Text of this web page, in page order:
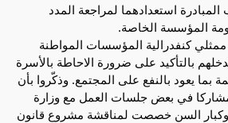
استعدادهما لمراجعة المدد
المؤسسة الخاصة.
كنفدرالية المؤسسات المواطنة
بالتأكيد على ضرورة الاحاطة بالأسرة
بما يعود بالنفع على المجتمع. وذكّروا بأن
مشاركا في بعض جلسات العمل مع وزارة
وكبار السن خصصت لمناقشة مشروع قانون